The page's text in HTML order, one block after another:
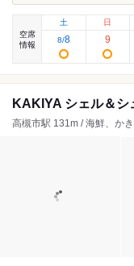
空席
情報
土
8/8
日
9
KAKIYA シェル＆シ
高槻市駅 131m / 海鮮、か